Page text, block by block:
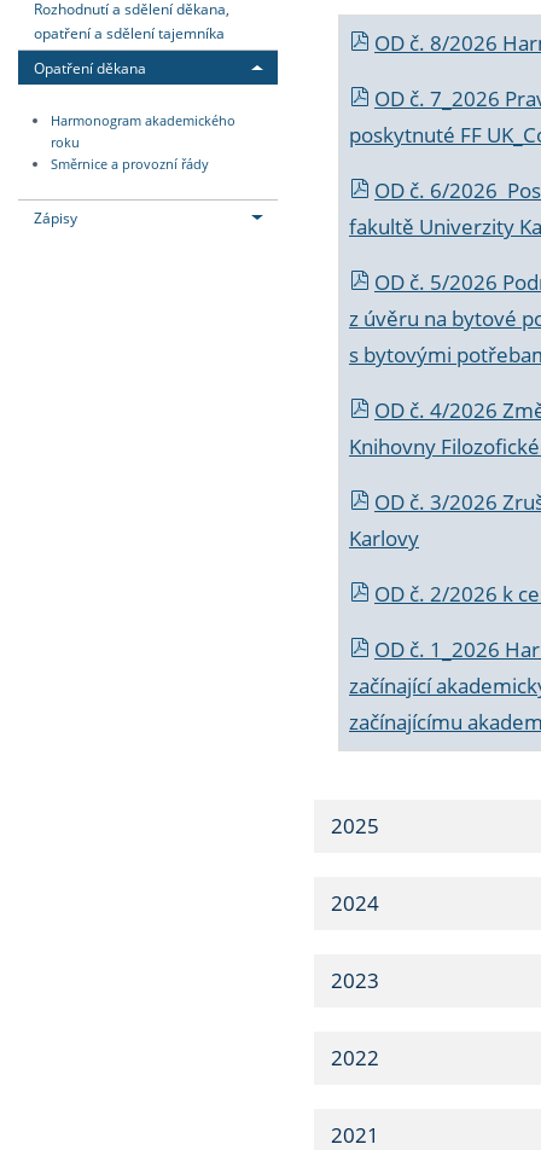
Rozhodnutí a sdělení děkana,
opatření a sdělení tajemníka
Opatření děkana
Harmonogram akademického
roku
Směrnice a provozní řády
Zápisy
OD č. 8/2026
OD č. 7_2026
poskytnuté FF
OD č. 6/2026
fakultě Univerzity
OD č. 5/2026
z úvěru na bytové
s bytovými
OD č. 4/2026
Knihovny
OD č. 3/2026
Karlovy
OD č. 2/2026 k
OD č. 1_2026
začínající
začínajícímu
2025
2024
2023
2022
2021